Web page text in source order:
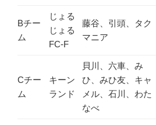
Bチー
ム
じょる
じょる
FC-F
藤谷、引頭、タク
マニア
Cチー
ム
キーン
ランド
貝川、六車、み
ひ、みひ友、キャ
メル、石川、わた
なべ